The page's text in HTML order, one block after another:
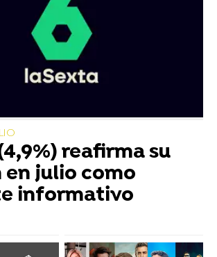
reafirma su
en julio como
informativo